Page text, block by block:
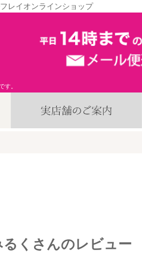
レイオンラインショップ
す。
るくさんのレビュー